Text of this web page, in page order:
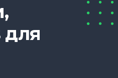
для